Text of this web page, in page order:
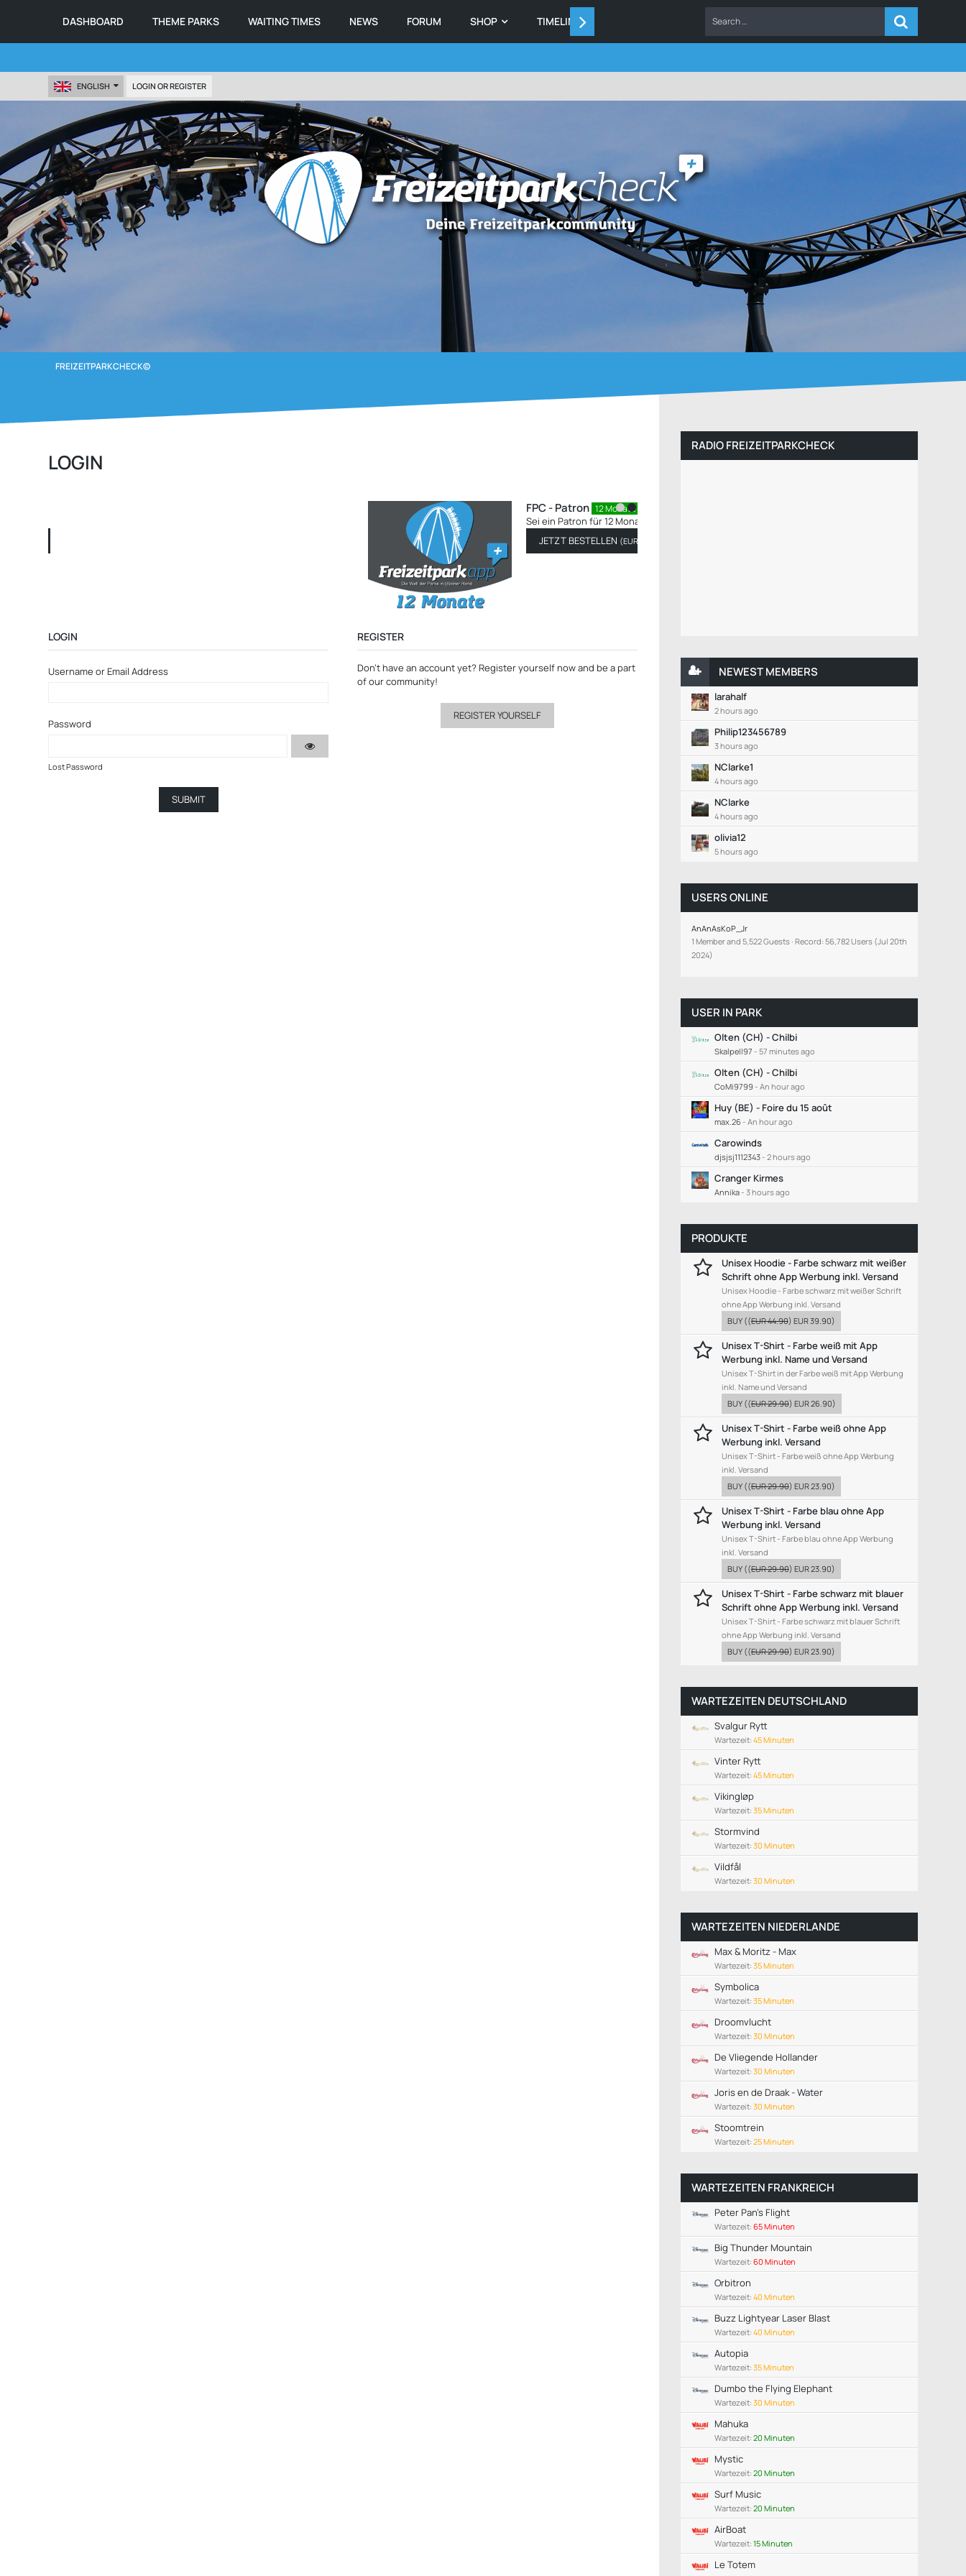
DASHBOARD THEME PARKS WAITING TIMES NEWS FORUM SHOP TIMELINE
ENGLISH LOGIN OR REGISTER
FREIZEITPARKCHECK©
LOGIN
LOGIN
Username or Email Address
Password
Lost Password
REGISTER
Don’t have an account yet? Register yourself nowand be a part
of our community!
REGISTER YOURSELF
RADIO FREIZEITPARKCHECK
NEWEST MEMBERS
larahalf
2 hours ago
Philip123456789
3 hours ago
NClarke1
4 hours ago
NClarke
4 hours ago
olivia12
5 hours ago
USERS ONLINE
AnAnAsKoP_Jr
1 Member and 5,522 Guests Record: 56,782 Users (Jul 20th
2024)
USER IN PARK
Olten (CH) - Chilbi
Skalpell97 - 57 minutes ago
Olten (CH) - Chilbi
CoMi9799 - An hour ago
Huy (BE) - Foire du 15 août
max.26 - An hour ago
Carowinds
djsjsj1112343- 2 hours ago
Cranger Kirmes
Annika- 3 hours ago
PRODUKTE
Unisex Hoodie - Farbe schwarz mit weißer
Schrift ohne App Werbung inkl. Versand
Unisex Hoodie - Farbe schwarz mit weißer Schrift
ohne App Werbung inkl. Versand
BUY ((EUR 44.90) EUR 39.90)
Unisex T-Shirt - Farbe weiß mit App
Werbung inkl. Name und Versand
Unisex T-Shirt in der Farbe weiß mit App Werbung
inkl. Name und Versand
BUY ((EUR 29.90) EUR 26.90)
Unisex T-Shirt - Farbe weiß ohne App
Werbung inkl. Versand
Unisex T-Shirt - Farbe weiß ohne App Werbung
inkl. Versand
BUY ((EUR 29.90) EUR 23.90)
Unisex T-Shirt - Farbe blau ohne App
Werbung inkl. Versand
Unisex T-Shirt - Farbe blau ohne App Werbung
inkl. Versand
BUY ((EUR 29.90) EUR 23.90)
Unisex T-Shirt - Farbe schwarz mit blauer
Schrift ohne App Werbung inkl. Versand
Unisex T-Shirt - Farbe schwarz mit blauer Schrift
ohne App Werbung inkl. Versand
BUY ((EUR 29.90) EUR 23.90)
WARTEZEITEN DEUTSCHLAND
Svalgur Rytt
Wartezeit: 45 Minuten
Vinter Rytt
Wartezeit: 45 Minuten
Vikingløp
Wartezeit: 35 Minuten
Stormvind
Wartezeit: 30 Minuten
Vildfål
Wartezeit: 30 Minuten
WARTEZEITEN NIEDERLANDE
Max & Moritz - Max
Wartezeit: 35 Minuten
Symbolica
Wartezeit: 35 Minuten
Droomvlucht
Wartezeit: 30 Minuten
De Vliegende Hollander
Wartezeit: 30 Minuten
Joris en de Draak - Water
Wartezeit: 30 Minuten
Stoomtrein
Wartezeit: 25 Minuten
WARTEZEITEN FRANKREICH
Peter Pan's Flight
Wartezeit: 65 Minuten
Big Thunder Mountain
Wartezeit: 60 Minuten
Orbitron
Wartezeit: 40 Minuten
Buzz Lightyear Laser Blast
Wartezeit: 40 Minuten
Autopia
Wartezeit: 35 Minuten
Dumbo the Flying Elephant
Wartezeit: 30 Minuten
Mahuka
Wartezeit: 20 Minuten
Mystic
Wartezeit: 20 Minuten
Surf Music
Wartezeit: 20 Minuten
AirBoat
Wartezeit: 15 Minuten
Le Totem